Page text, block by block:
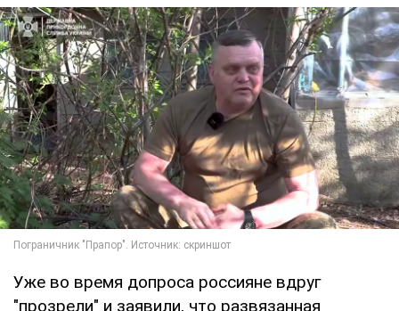
Уже во время допроса россияне вдруг
"прозрели" и заявили, что развязанная